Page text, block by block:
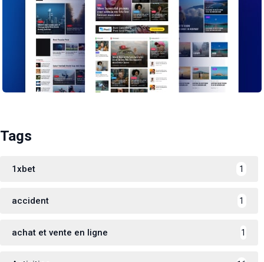
Tags
1xbet 1
accident 1
achat et vente en ligne 1